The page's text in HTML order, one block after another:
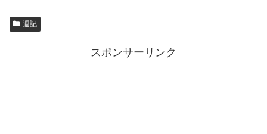
週記
スポンサーリンク